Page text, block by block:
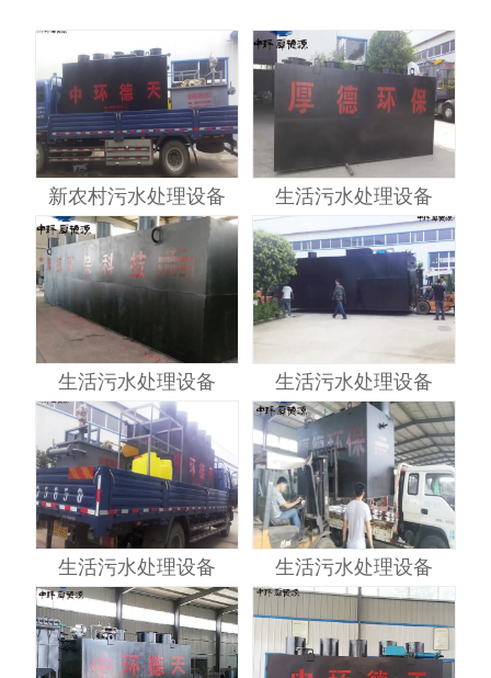
新农村污水处理设备 生活污水处理设备
生活污水处理设备 生活污水处理设备
生活污水处理设备 生活污水处理设备